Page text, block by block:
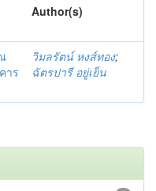
Author(s)
าร
วิมลรัตน์ หงส์ทอง;
ฉัตรปารี อยู่เย็น